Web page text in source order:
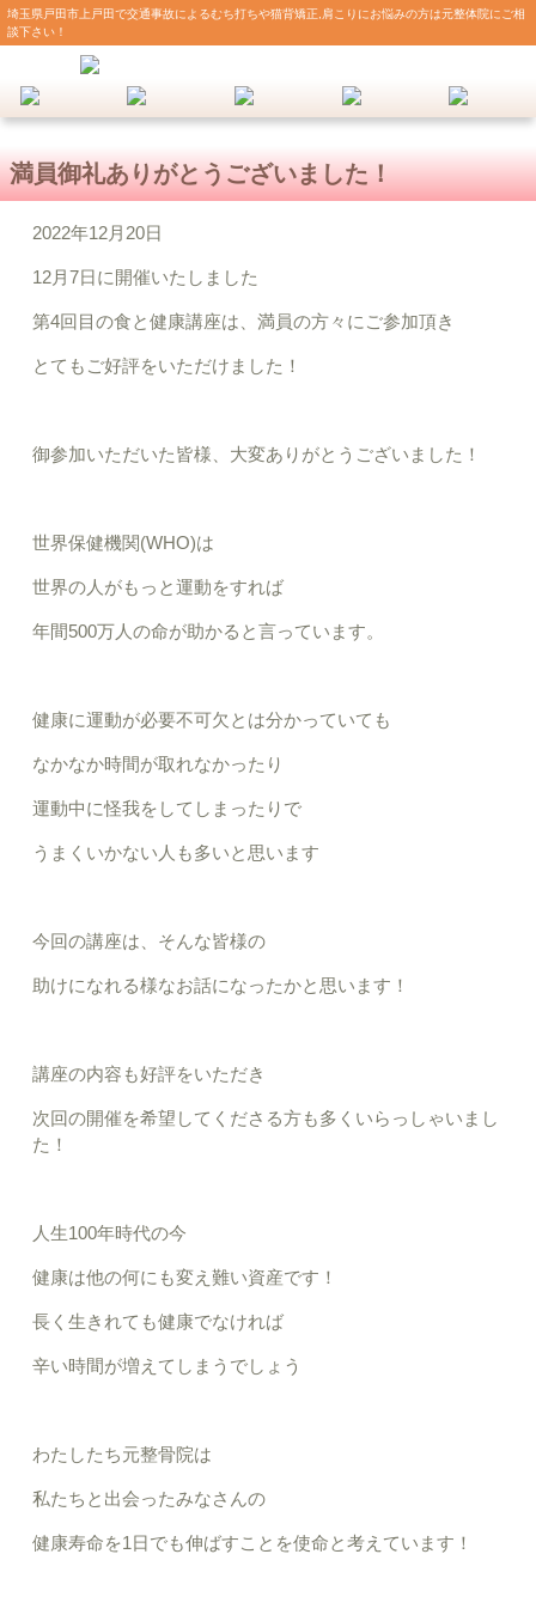
埼玉県戸田市上戸田で交通事故によるむち打ちや猫背矯正,肩こりにお悩みの方は元整体院にご相
談下さい！
満員御礼ありがとうございました！
2022年12月20日
12月7日に開催いたしました
第4回目の食と健康講座は、満員の方々にご参加頂き
とてもご好評をいただけました！
御参加いただいた皆様、大変ありがとうございました！
世界保健機関(WHO)は
世界の人がもっと運動をすれば
年間500万人の命が助かると言っています。
健康に運動が必要不可欠とは分かっていても
なかなか時間が取れなかったり
運動中に怪我をしてしまったりで
うまくいかない人も多いと思います
今回の講座は、そんな皆様の
助けになれる様なお話になったかと思います！
講座の内容も好評をいただき
次回の開催を希望してくださる方も多くいらっしゃいまし
た！
人生100年時代の今
健康は他の何にも変え難い資産です！
長く生きれても健康でなければ
辛い時間が増えてしまうでしょう
わたしたち元整骨院は
私たちと出会ったみなさんの
健康寿命を1日でも伸ばすことを使命と考えています！